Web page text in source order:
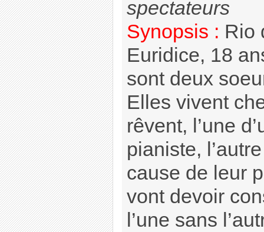
spectateurs
Synopsis : Rio
Euridice, 18
sont deux
Elles vivent
rêvent, l’une
pianiste,
cause de leur
vont devoir
l’une sans